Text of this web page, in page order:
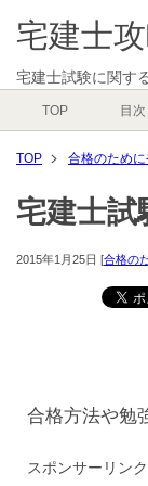
宅建士
宅建士試験に関す
TOP 目次
TOP 合格のため
宅建士試
2015年1月25日 [合格の
合格方法や勉
スポンサーリンク